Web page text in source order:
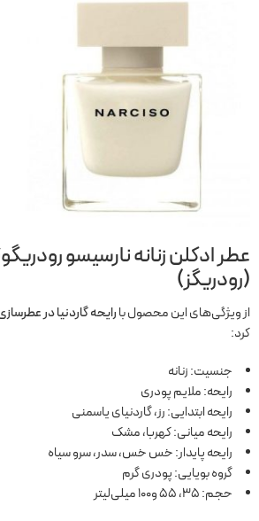
عطر ادکلن زنانه نارسیسو
(رودریگز)
از ویژگی‌های این محصول بارایحه گاردنیا در
کرد:
جنسیت: زنانه
رایحه: ملایم پودری
رایحه ابتدایی: رز، گاردنیای یاسمنی
رایحه میانی: کهربا، مشک
رایحه پایدار: خس خس، سدر، سرو سیاه
گروه بویایی: پودری گرم
حجم: 35، 55 و100 میلی‌لیتر